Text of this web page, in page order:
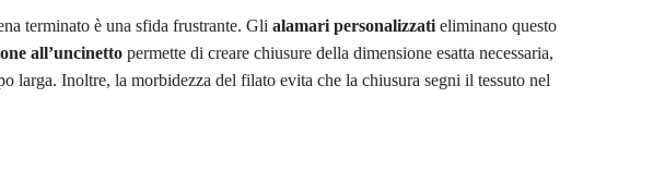
terminato è una sfida frustrante. Gli alamari personalizzati eliminano questo
all’uncinetto permette di creare chiusure della dimensione esatta necessaria,
larga. Inoltre, la morbidezza del filato evita che la chiusura segni il tessuto nel